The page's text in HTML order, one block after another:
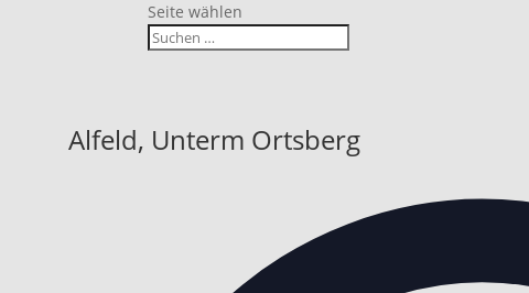
Seite wählen
Alfeld, Unterm Ortsberg